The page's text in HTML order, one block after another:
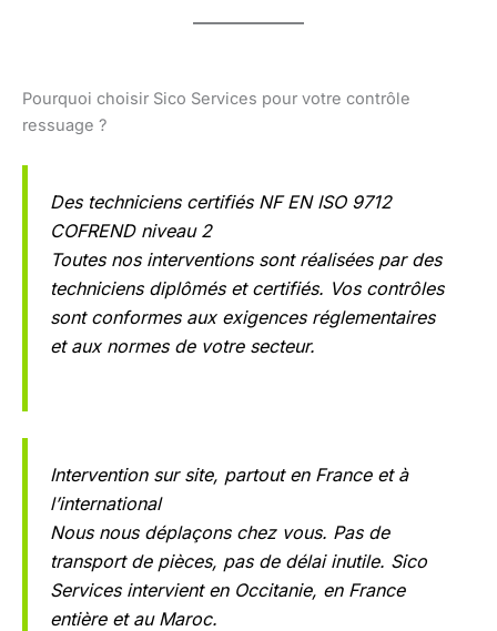
Pourquoi choisir Sico Services pour votre contrôle
ressuage ?
Des techniciens certifiés NF EN ISO 9712
COFREND niveau 2
Toutes nos interventions sont réalisées par des
techniciens diplômés et certifiés. Vos contrôles
sont conformes aux exigences réglementaires
et aux normes de votre secteur.
Intervention sur site, partout en France et à
l’international
Nous nous déplaçons chez vous. Pas de
transport de pièces, pas de délai inutile. Sico
Services intervient en Occitanie, en France
entière et au Maroc.